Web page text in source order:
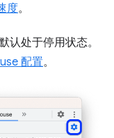
度。
认处于停用状态。
配置。